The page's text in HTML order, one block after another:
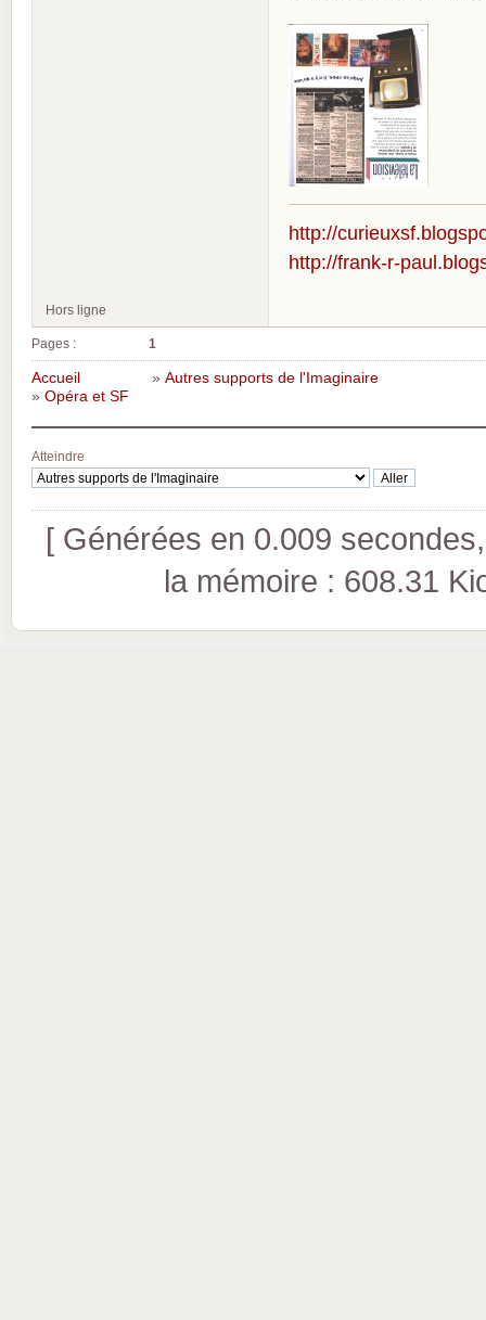
http://
http://frank-r-
Hors ligne
Pages : 1
Accueil »Autres supports de l'Imaginaire
» Opéra et SF
Atteindre
[ Générées en 0.009
la mémoire : 608.31